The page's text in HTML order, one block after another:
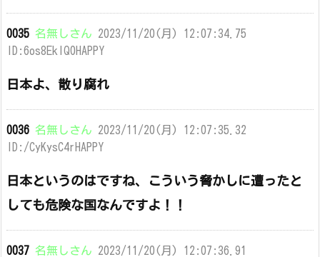
0035 名無しさん 2023/11/20(月) 12:07:34.75
ID:6os8EklQ0HAPPY
日本よ、散り腐れ
0036 名無しさん 2023/11/20(月) 12:07:35.32
ID:/CyKysC4rHAPPY
日本というのはですね、こういう脅かしに遭ったと
しても危険な国なんですよ！！
0037 名無しさん 2023/11/20(月) 12:07:36.91